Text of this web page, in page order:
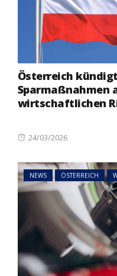
Österreich
Sparmaßnahmen
wirtschaftlichen
Posted
24/03/2026
NEWS ÖSTERREICH